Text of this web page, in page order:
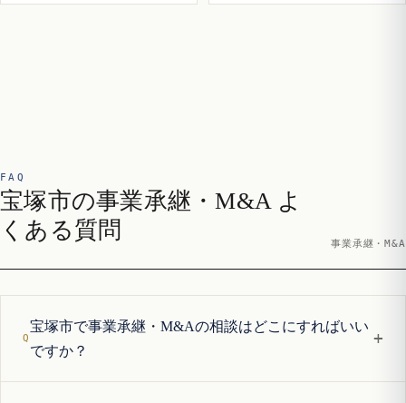
FAQ
宝塚市の事業承継・M&A よ
くある質問
事業承継・M&A
宝塚市で事業承継・M&Aの相談はどこにすればいい
ですか？
+